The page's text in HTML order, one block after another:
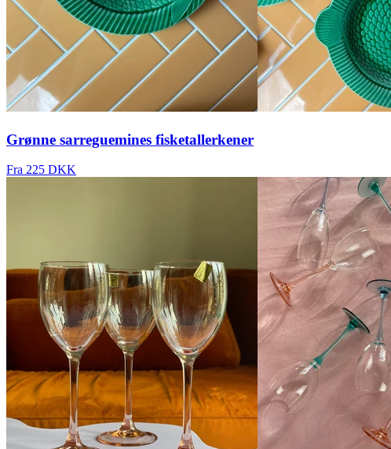
Grønne sarreguemines fisketallerkener
Fra 225 DKK